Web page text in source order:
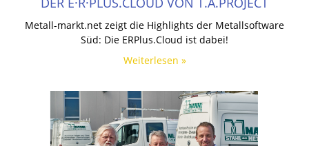
Metall-markt.net zeigt die Highlights der Metallsoftware
Süd: Die ERPlus.Cloud ist dabei!
Weiterlesen »